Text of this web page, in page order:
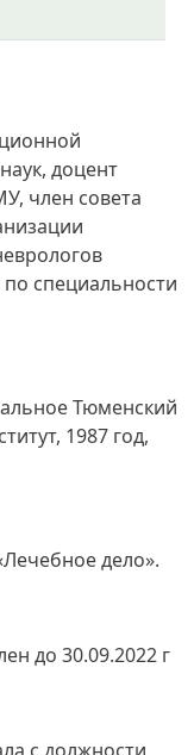
доцент
член совета
специальности
Тюменский
1987 год,
дело».
до 30.09.2022 г